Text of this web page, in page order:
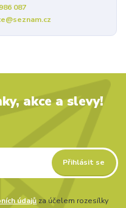
087
akce a slevy!
Přihlásit se
údajů za účelem rozesílky